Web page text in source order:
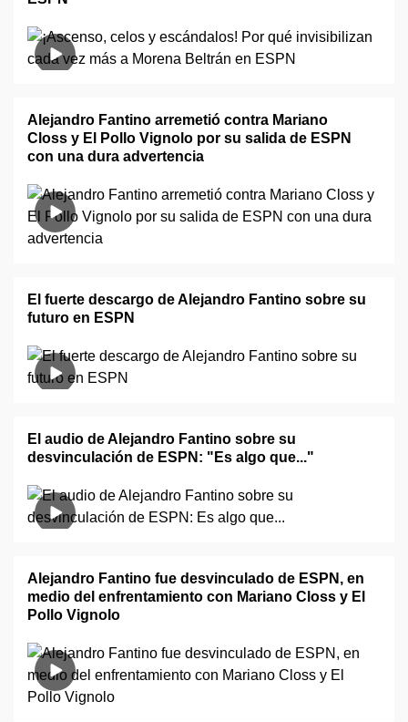
Alejandro Fantino arremetió contra Mariano
Closs y El Pollo Vignolo por su salida de ESPN
con una dura advertencia
El fuerte descargo de Alejandro Fantino sobre su
futuro en ESPN
El audio de Alejandro Fantino sobre su
desvinculación de ESPN: "Es algo que..."
Alejandro Fantino fue desvinculado de ESPN, en
medio del enfrentamiento con Mariano Closs y El
Pollo Vignolo